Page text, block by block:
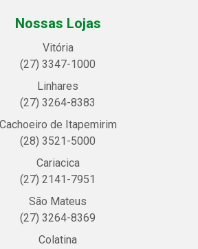
Nossas Lojas
Vitória
(27) 3347-1000
Linhares
(27) 3264-8383
Cachoeiro de Itapemirim
(28) 3521-5000
Cariacica
(27) 2141-7951
São Mateus
(27) 3264-8369
Colatina